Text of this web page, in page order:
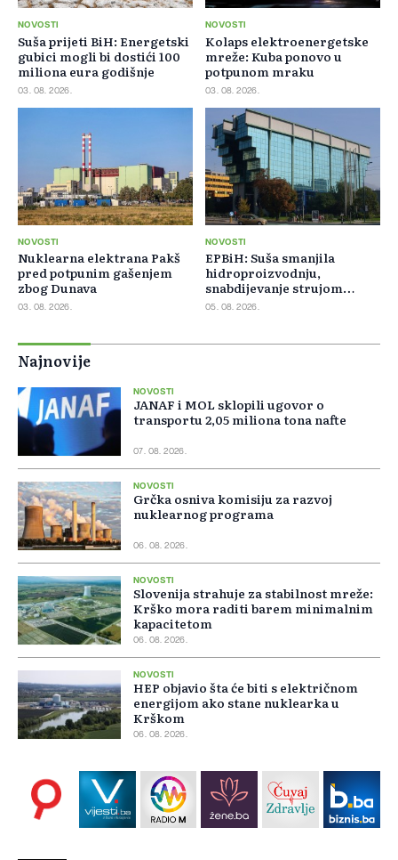
NOVOSTI
Suša prijeti BiH: Energetski
gubici mogli bi dostići 100
miliona eura godišnje
03. 08. 2026.
NOVOSTI
Kolaps elektroenergetske
mreže: Kuba ponovo u
potpunom mraku
03. 08. 2026.
NOVOSTI
Nuklearna elektrana Pakš
pred potpunim gašenjem
zbog Dunava
03. 08. 2026.
NOVOSTI
EPBiH: Suša smanjila
hidroproizvodnju,
snabdijevanje strujom
ostaje stabilno
05. 08. 2026.
Najnovije
NOVOSTI
JANAF i MOL sklopili ugovor o
transportu 2,05 miliona tona nafte
07. 08. 2026.
NOVOSTI
Grčka osniva komisiju za razvoj
nuklearnog programa
06. 08. 2026.
NOVOSTI
Slovenija strahuje za stabilnost mreže:
Krško mora raditi barem minimalnim
kapacitetom
06. 08. 2026.
NOVOSTI
HEP objavio šta će biti s električnom
energijom ako stane nuklearka u
Krškom
06. 08. 2026.